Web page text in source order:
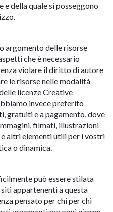
della quale si posseggono
argomento delle risorse
che è necessario
violare il diritto di autore
le risorse nelle modalità
licenze Creative
invece preferito
gratuiti e a pagamento, dove
filmati, illustrazioni
altri elementi utili per i vostri
o dinamica.
può essere stilata
appartenenti a questa
pensato per chi per chi